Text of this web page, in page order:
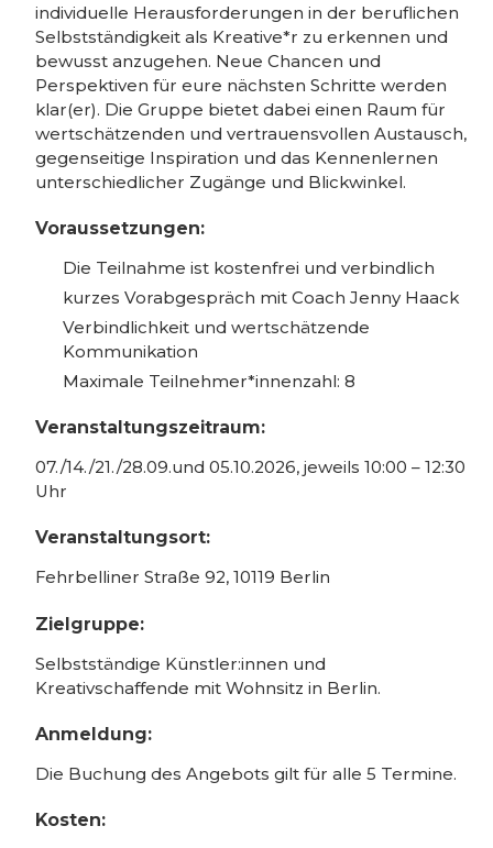
individuelle Herausforderungen in der beruflichen
Selbstständigkeit als Kreative*r zu erkennen und
bewusst anzugehen. Neue Chancen und
Perspektiven für eure nächsten Schritte werden
klar(er). Die Gruppe bietet dabei einen Raum für
wertschätzenden und vertrauensvollen Austausch,
gegenseitige Inspiration und das Kennenlernen
unterschiedlicher Zugänge und Blickwinkel.
Voraussetzungen:
Die Teilnahme ist kostenfrei und verbindlich
kurzes Vorabgespräch mit Coach Jenny Haack
Verbindlichkeit und wertschätzende
Kommunikation
Maximale Teilnehmer*innenzahl: 8
Veranstaltungszeitraum:
07./14./21./28.09.und 05.10.2026, jeweils 10:00 – 12:30
Uhr
Veranstaltungsort:
Fehrbelliner Straße 92, 10119 Berlin
Zielgruppe:
Selbstständige Künstler:innen und
Kreativschaffende mit Wohnsitz in Berlin.
Anmeldung:
Die Buchung des Angebots gilt für alle 5 Termine.
Kosten: